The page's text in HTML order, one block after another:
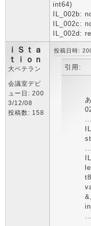
int64)
IL_002b:
IL_002c:
IL_002d:
ｉＳｔａ
ｔｉｏｎ
大ベテラン
会議室デビ
ュー日: 200
3/12/08
投稿数: 158
投稿日時:
引用:
...
...
&,
...